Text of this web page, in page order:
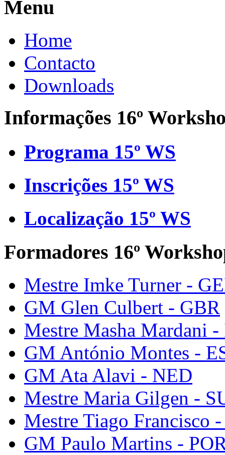
Menu
Home
Contacto
Downloads
Informações 16º
Programa 15º WS
Inscrições 15º WS
Localização 15º WS
Formadores 16º
Mestre Imke Turner -
GM Glen Culbert - GBR
Mestre Masha Mardani
GM António Montes -
GM Ata Alavi - NED
Mestre Maria Gilgen -
Mestre Tiago Francisco
GM Paulo Martins -